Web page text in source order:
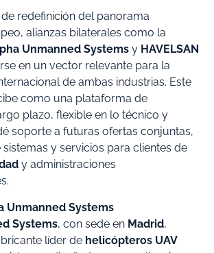
redefinición del panorama
alianzas bilaterales como la
Unmanned Systems y HAVELSAN
en un vector relevante para la
de ambas industrias. Este
como una plataforma de
plazo, flexible en lo técnico y
soporte a futuras ofertas conjuntas,
y servicios para clientes de
y administraciones
Unmanned Systems
Systems, con sede en Madrid,
líder de helicópteros UAV